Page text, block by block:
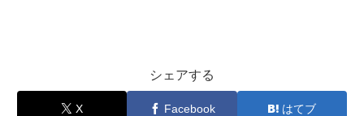
シェアする
X Facebook はてブ